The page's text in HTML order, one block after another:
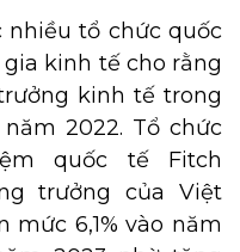
tổ chức quốc
kinh tế cho rằng
kinh tế trong
2022. Tổ chức
quốc tế Fitch
trưởng của Việt
mức 6,1% vào năm